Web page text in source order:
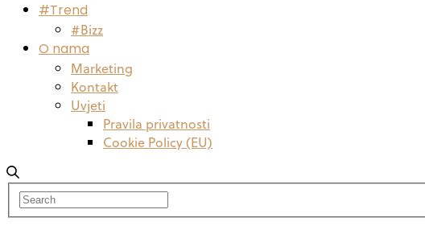
#Trend
#Bizz
O nama
Marketing
Kontakt
Uvjeti
Pravila privatnosti
Cookie Policy (EU)